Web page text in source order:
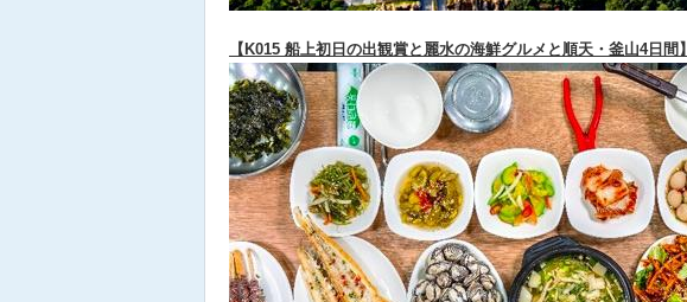
【K015 船上初日の出観賞と麗水の海鮮グルメと順天・釜山4日間】